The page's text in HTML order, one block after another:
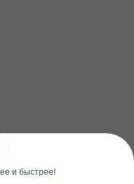
и быстрее!